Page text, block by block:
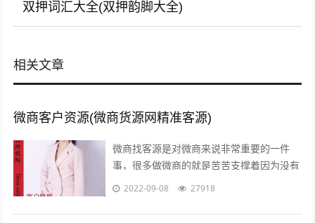
双押词汇大全(双押韵脚大全)
相关文章
微商客户资源(微商货源网精准客源)
微商找客源是对微商来说非常重要的一件
事，很多做微商的就是苦苦支撑着因为没有
客源，微商如何找客源一直是一个不衰的话
定...
2022-09-08 27918